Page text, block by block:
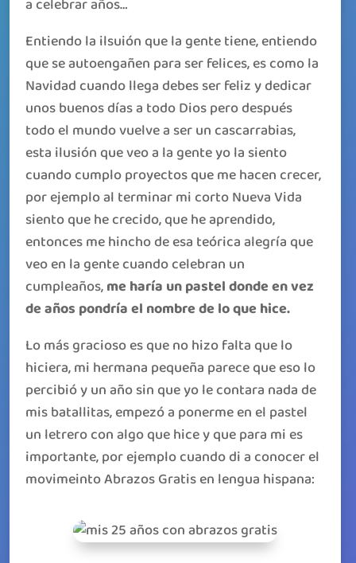
a celebrar años…
Entiendo la ilsuión que la gente tiene, entiendo
que se autoengañen para ser felices, es como la
Navidad cuando llega debes ser feliz y dedicar
unos buenos días a todo Dios pero después
todo el mundo vuelve a ser un cascarrabias,
esta ilusión que veo a la gente yo la siento
cuando cumplo proyectos que me hacen crecer,
por ejemplo al terminar mi corto Nueva Vida
siento que he crecido, que he aprendido,
entonces me hincho de esa teórica alegría que
veo en la gente cuando celebran un
cumpleaños,me haría un pastel donde en vez
de años pondría el nombre de lo que hice.
Lo más gracioso es que no hizo falta que lo
hiciera, mi hermana pequeña parece que eso lo
percibió y un año sin que yo le contara nada de
mis batallitas, empezó a ponerme en el pastel
un letrero con algo que hice y que para mi es
importante, por ejemplo cuando di a conocer el
movimeinto Abrazos Gratis en lengua hispana: